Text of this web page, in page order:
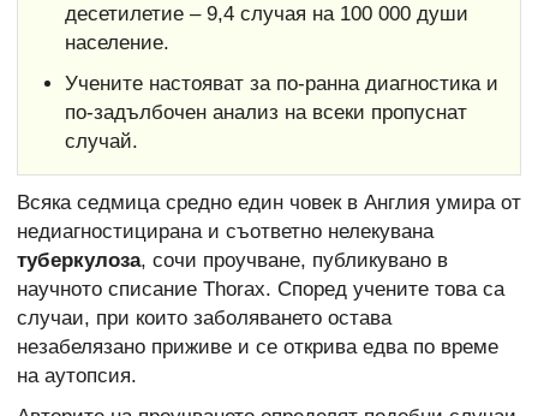
десетилетие – 9,4 случая на 100 000 души
население.
Учените настояват за по-ранна диагностика и
по-задълбочен анализ на всеки пропуснат
случай.
Всяка седмица средно един човек в Англия умира от
недиагностицирана и съответно нелекувана
туберкулоза, сочи проучване, публикувано в
научното списание Thorax. Според учените това са
случаи, при които заболяването остава
незабелязано приживе и се открива едва по време
на аутопсия.